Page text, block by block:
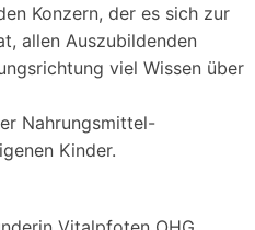
Konzern, der es sich zur
allen Auszubildenden
viel Wissen über
Nahrungsmittel-
Kinder.